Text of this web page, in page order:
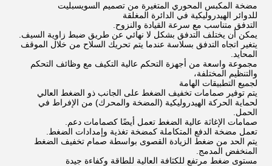
مضخة المكبس المحوري المتغيرة من تصميم السويسبليت
للدوائر الهيدروليكية في الدائرة المغلقة
التدفق متناسب مع سرعة القيادة والنزوح.
يمكن أن يختلف التدفق بشكل لا نهائي عن طريق ضبط زاوية السيف.
يتغير اتجاه التدفق بسلاسة عندما يتم تحريك السلاح من خلال الموقف
المحايد.
مجموعة واسعة من أجهزة التحكم عالية التكيف مع وظائف التحكم
والتنظيم المختلفة،
لجميع التطبيقات الهامة
يتم توفير صمامات تخفيف الضغط على الجانب ذو الضغط العالي
لحماية الحركة الهيدروليكية (المضخة والمحرك) من الإفراط في
الحمل.
صمامات الإغاثة عالية الضغط تعمل أيضًا كصمامات دعم.
تعمل مضخة الدفع المتكاملة كمضخة تغذية وإمدادات الضغط.
يتم الحد من ضغط الزيادة القصوى بواسطة صمام تخفيف الضغط
المنخفض المدمج.
مستوى ضغط مرتفع للكثافة العالية للطاقة وكفاءة جيدة